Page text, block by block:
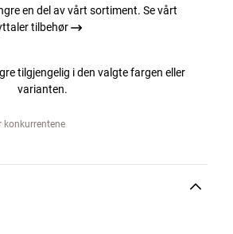
en del av vårt sortiment. Se vårt
tilbehør
tilgjengelig i den valgte fargen eller
varianten.
konkurrentene